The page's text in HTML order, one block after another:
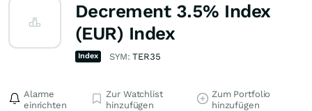
Decrement 3.5% Index
(EUR) Index
Index SYM:TER35
Alarme
einrichten
Zur Watchlist
hinzufügen
Zum Portfolio
hinzufügen